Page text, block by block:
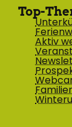
Top-
Aktiv